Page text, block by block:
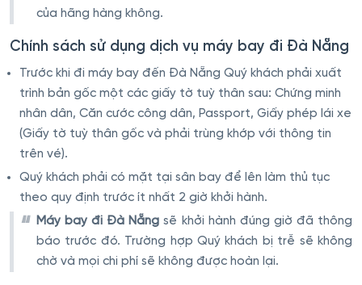
của hãng hàng không.
Chính sách sử dụng dịch vụ máy bay đi Đà Nẵng
Trước khi đi máy bay đến Đà Nẵng Quý khách phải xuất
trình bản gốc một các giấy tờ tuỳ thân sau: Chứng minh
nhân dân, Căn cước công dân, Passport, Giấy phép lái xe
(Giấy tờ tuỳ thân gốc và phải trùng khớp với thông tin
trên vé).
Quý khách phải có mặt tại sân bay để lên làm thủ tục
theo quy định trước ít nhất 2 giờ khởi hành.
Máy bay đi Đà Nẵng sẽ khởi hành đúng giờ đã thông
báo trước đó. Trường hợp Quý khách bị trễ sẽ không
chờ và mọi chi phí sẽ không được hoàn lại.